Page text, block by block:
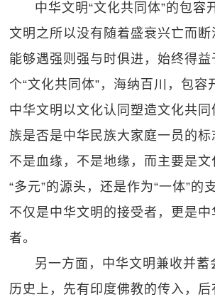
中华文明“文化共同体”的包容
文明之所以没有随着盛衰兴亡而
能够遇强则强与时俱进，始终得
个“文化共同体”，海纳百川，包容
中华文明以文化认同塑造文化共
族是否是中华民族大家庭一员的标
不是血缘，不是地缘，而主要是
“多元”的源头，还是作为“一体”的
不仅是中华文明的接受者，更是
者。
另一方面，中华文明兼收并蓄
历史上，先有印度佛教的传入，后